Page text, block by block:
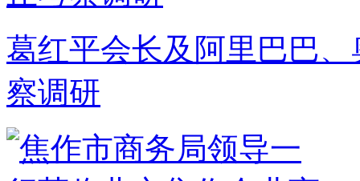
葛红平会长及阿里巴巴
察调研